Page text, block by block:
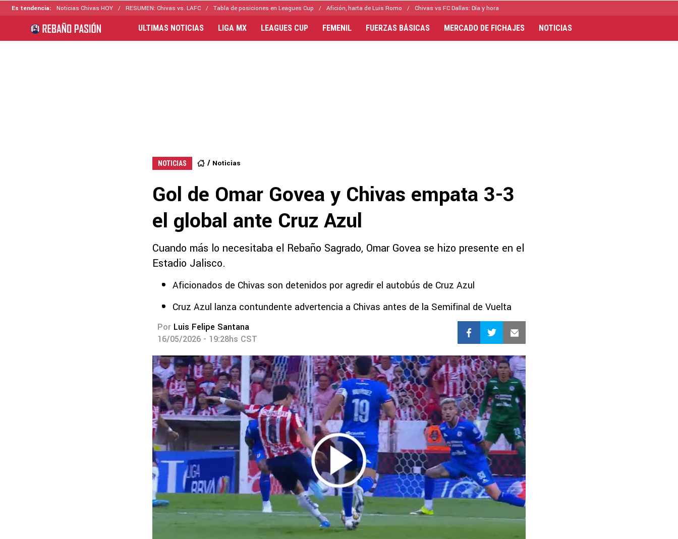
Es tendencia: Noticias Chivas HOY RESUMEN: Chivas vs. LAFC Tabla de posiciones en Leagues Cup Afición, harta de Luis Romo Chivas vs FC Dallas: Día y hora
ULTIMAS NOTICIAS LIGA MX LEAGUES CUP FEMENIL FUERZAS BÁSICAS MERCADO DE FICHAJES NOTICIAS
NOTICIAS Noticias
Gol de Omar Govea y Chivas empata 3-3
el global ante Cruz Azul
Cuando más lo necesitaba el Rebaño Sagrado, Omar Govea se hizo presente en el
Estadio Jalisco.
Aficionados de Chivas son detenidos por agredir el autobús de Cruz Azul
Cruz Azul lanza contundente advertencia a Chivas antes de la Semifinal de Vuelta
Por Luis Felipe Santana
16/05/2026 - 19:28hs CST